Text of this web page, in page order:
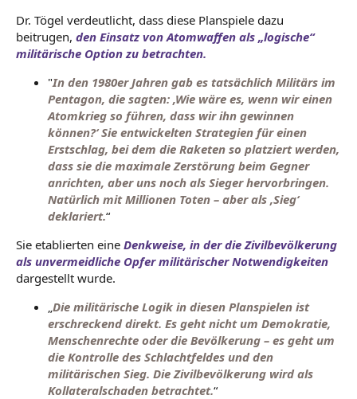
Dr. Tögel verdeutlicht, dass diese Planspiele dazu
beitrugen, den Einsatz von Atomwaffen als „logische“
militärische Option zu betrachten.
"In den 1980er Jahren gab es tatsächlich Militärs im
Pentagon, die sagten: ‚Wie wäre es, wenn wir einen
Atomkrieg so führen, dass wir ihn gewinnen
können?‘ Sie entwickelten Strategien für einen
Erstschlag, bei dem die Raketen so platziert werden,
dass sie die maximale Zerstörung beim Gegner
anrichten, aber uns noch als Sieger hervorbringen.
Natürlich mit Millionen Toten – aber als ‚Sieg‘
deklariert.“
Sie etablierten eine Denkweise, in der die Zivilbevölkerung
als unvermeidliche Opfer militärischer Notwendigkeiten
dargestellt wurde.
Die militärische Logik in diesen Planspielen ist
erschreckend direkt. Es geht nicht um Demokratie,
Menschenrechte oder die Bevölkerung – es geht um
die Kontrolle des Schlachtfeldes und den
militärischen Sieg. Die Zivilbevölkerung wird als
Kollateralschaden betrachtet.“